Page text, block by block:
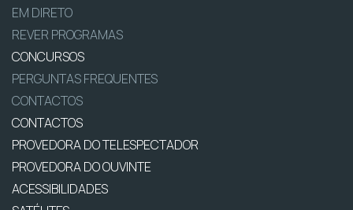
EM DIRETO
REVER PROGRAMAS
CONCURSOS
PERGUNTAS FREQUENTES
CONTACTOS
CONTACTOS
PROVEDORA DO TELESPECTADOR
PROVEDORA DO OUVINTE
ACESSIBILIDADES